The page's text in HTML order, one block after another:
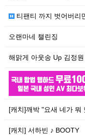
티팬티 까지 벗어버리
오랜마네 챌린징
해맑게 아웃송 Up 김정
[캐치]깨박 "요새 네가 뭐
[캐치] 서하빈 ♪ BOOTY